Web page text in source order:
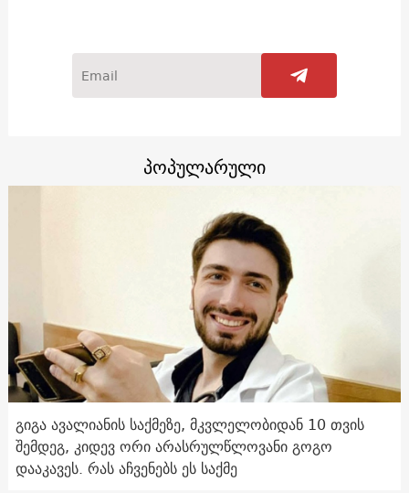
პოპულარული
გიგა ავალიანის საქმეზე, მკვლელობიდან 10 თვის
შემდეგ, კიდევ ორი არასრულწლოვანი გოგო
დააკავეს. რას აჩვენებს ეს საქმე